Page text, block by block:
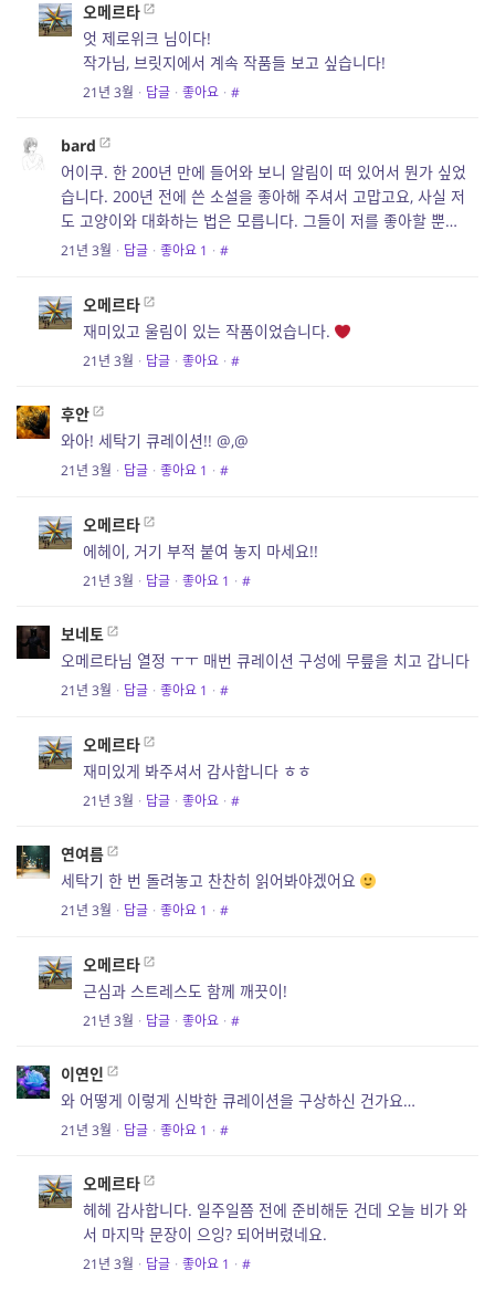
오메르타
엇 제로위크 님이다!
작가님, 브릿지에서 계속 작품들 보고 싶습니다!
21년 3월 · 답글 · 좋아요 · #
bard
어이쿠. 한 200년 만에 들어와 보니 알림이 떠 있어서 뭔가 싶었
습니다. 200년 전에 쓴 소설을 좋아해 주셔서 고맙고요, 사실 저
도 고양이와 대화하는 법은 모릅니다. 그들이 저를 좋아할 뿐…
21년 3월 · 답글 · 좋아요 1 · #
오메르타
재미있고 울림이 있는 작품이었습니다.
21년 3월 · 답글 · 좋아요 · #
후안
와아! 세탁기 큐레이션!! @,@
21년 3월 · 답글 · 좋아요 1 · #
오메르타
에헤이, 거기 부적 붙여 놓지 마세요!!
21년 3월 · 답글 · 좋아요 1 · #
보네토
오메르타님 열정 ㅜㅜ 매번 큐레이션 구성에 무릎을 치고 갑니다
21년 3월 · 답글 · 좋아요 1 · #
오메르타
재미있게 봐주셔서 감사합니다 ㅎㅎ
21년 3월 · 답글 · 좋아요 · #
연여름
세탁기 한 번 돌려놓고 찬찬히 읽어봐야겠어요
21년 3월 · 답글 · 좋아요 1 · #
오메르타
근심과 스트레스도 함께 깨끗이!
21년 3월 · 답글 · 좋아요 · #
이연인
와 어떻게 이렇게 신박한 큐레이션을 구상하신 건가요…
21년 3월 · 답글 · 좋아요 1 · #
오메르타
헤헤 감사합니다. 일주일쯤 전에 준비해둔 건데 오늘 비가 와
서 마지막 문장이 으잉? 되어버렸네요.
21년 3월 · 답글 · 좋아요 1 · #